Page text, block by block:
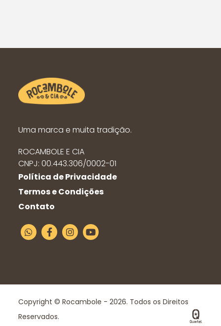
Uma marca e muita tradição.
ROCAMBOLE E CIA
CNPJ: 00.443.306/0002-01
Política de Privacidade
Termos e Condições
Contato
Copyright © Rocambole - 2026. Todos os Direitos
Reservados.